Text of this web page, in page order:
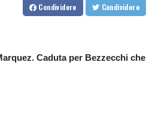
Condividere Condividere
Caduta per Bezzecchi che